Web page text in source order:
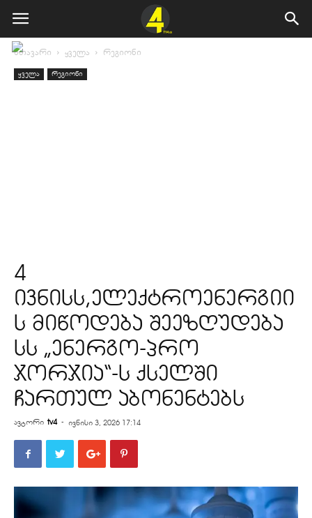
მთავარი ყველა რეგიონი
ყველა რეგიონი
4
ივნისს,ელექტროენერგიი
ს მიწოდება შეეზღუდება
სს „ენერგო-პრო
ჯორჯია“-ს ქსელში
ჩართულ აბონენტებს
ავტორი tv4 - ივნისი 3, 2026 17:14